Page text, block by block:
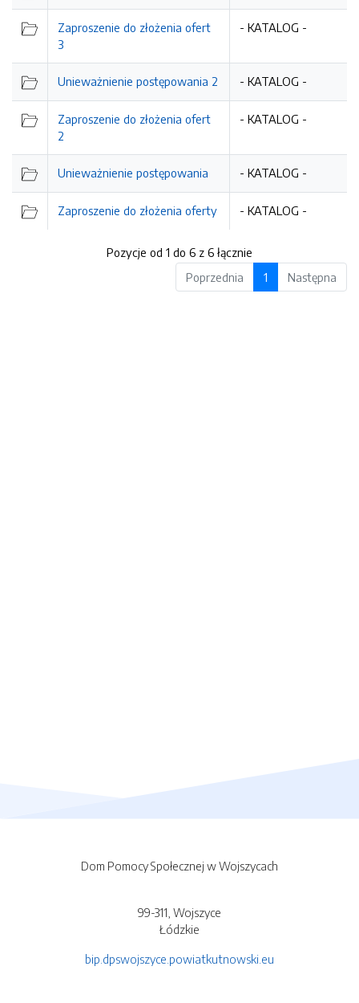
Zaproszenie do złożenia ofert
3
- KATALOG -
Unieważnienie postępowania 2 - KATALOG -
Zaproszenie do złożenia ofert
2
- KATALOG -
Unieważnienie postępowania - KATALOG -
Zaproszenie do złożenia oferty - KATALOG -
Pozycje od 1 do 6 z 6 łącznie
Poprzednia
1 Następna
Dom Pomocy Społecznej w Wojszycach
99-311, Wojszyce
Łódzkie
bip.dpswojszyce.powiatkutnowski.eu